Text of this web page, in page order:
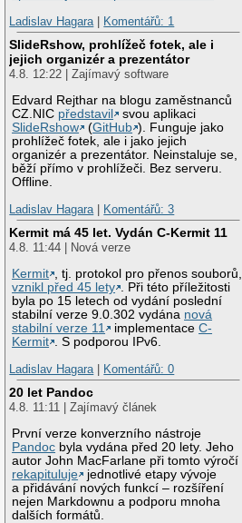
Ladislav Hagara | Komentářů: 1
SlideRshow, prohlížeč fotek, ale i
jejich organizér a prezentátor
4.8. 12:22 | Zajímavý software
Edvard Rejthar na blogu zaměstnanců
CZ.NIC představil
svou aplikaci
SlideRshow
(GitHub ). Funguje jako
prohlížeč fotek, ale i jako jejich
organizér a prezentátor. Neinstaluje se,
běží přímo v prohlížeči. Bez serveru.
Offline.
Ladislav Hagara | Komentářů: 3
Kermit má 45 let. Vydán C-Kermit 11
4.8. 11:44 | Nová verze
Kermit , tj. protokol pro přenos souborů,
vznikl před 45 lety . Při této příležitosti
byla po 15 letech od vydání poslední
stabilní verze 9.0.302 vydána nová
stabilní verze 11
implementaceC-
Kermit . S podporou IPv6.
Ladislav Hagara | Komentářů: 0
20 let Pandoc
4.8. 11:11 | Zajímavý článek
První verze konverzního nástroje
Pandoc byla vydána před 20 lety. Jeho
autor John MacFarlane při tomto výročí
rekapituluje
jednotlivé etapy vývoje
a přidávání nových funkcí – rozšíření
nejen Markdownu a podporu mnoha
dalších formátů.